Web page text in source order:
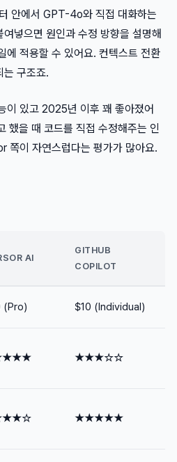
안에서 GPT-4o와 직접 대화하는
넣으면 원인과 수정 방향을 설명해
에 적용할 수 있어요. 컨텍스트 전환
는 구조죠.
있고 2025년 이후 꽤 좋아졌어
했을 때 코드를 직접 수정해주는 인
쪽이 자연스럽다는 평가가 많아요.
AI
GITHUB
COPILOT
(Pro) $10 (Individual)
★★★☆☆
★★★★★